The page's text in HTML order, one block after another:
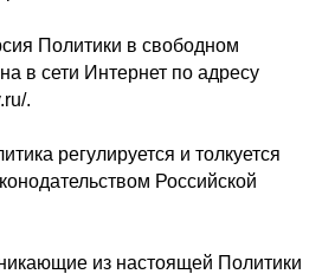
Политики в свободном
в сети Интернет по адресу
.
регулируется и толкуется
Российской
из настоящей Политики